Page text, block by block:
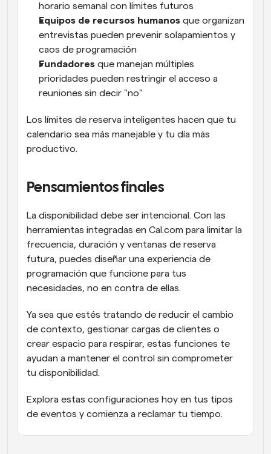
horario semanal con límites futuros
Equipos de recursos humanos que organizan
entrevistas pueden prevenir solapamientos y
caos de programación
Fundadores que manejan múltiples
prioridades pueden restringir el acceso a
reuniones sin decir "no"
Los límites de reserva inteligentes hacen que tu
calendario sea más manejable y tu día más
productivo.
Pensamientos finales
La disponibilidad debe ser intencional. Con las
herramientas integradas en Cal.com para limitar la
frecuencia, duración y ventanas de reserva
futura, puedes diseñar una experiencia de
programación que funcione para tus
necesidades, no en contra de ellas.
Ya sea que estés tratando de reducir el cambio
de contexto, gestionar cargas de clientes o
crear espacio para respirar, estas funciones te
ayudan a mantener el control sin comprometer
tu disponibilidad.
Explora estas configuraciones hoy en tus tipos
de eventos y comienza a reclamar tu tiempo.